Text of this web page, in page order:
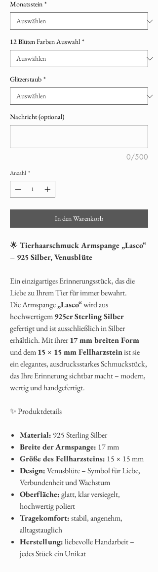
Monatsstein *
12 Blüten Farben Auswahl *
Glitzerstaub *
Nachricht (optional)
0/500
Anzahl *
In den Warenkorb
🌟 Tierhaarschmuck Armspange „Lasco“
– 925 Silber, Venusblüte
Ein einzigartiges Erinnerungsstück, das die
Liebe zu Ihrem Tier für immer bewahrt.
Die Armspange„Lasco“wird aus
hochwertigem925er Sterling Silber
gefertigt und ist ausschließlich in Silber
erhältlich. Mit ihrer17 mm breiten Form
und dem15 × 15 mm Fellharzsteinist sie
ein elegantes, ausdrucksstarkes Schmuckstück,
das Ihre Erinnerung sichtbar macht – modern,
wertig und handgefertigt.
✨ Produktdetails
Material: 925 Sterling Silber
Breite der Armspange: 17 mm
Größe des Fellharzsteins: 15 × 15 mm
Design:Venusblüte – Symbol für Liebe,
Verbundenheit und Wachstum
Oberfläche:glatt, klar versiegelt,
hochwertig poliert
Tragekomfort:stabil, angenehm,
alltagstauglich
Herstellung:liebevolle Handarbeit –
jedes Stück ein Unikat